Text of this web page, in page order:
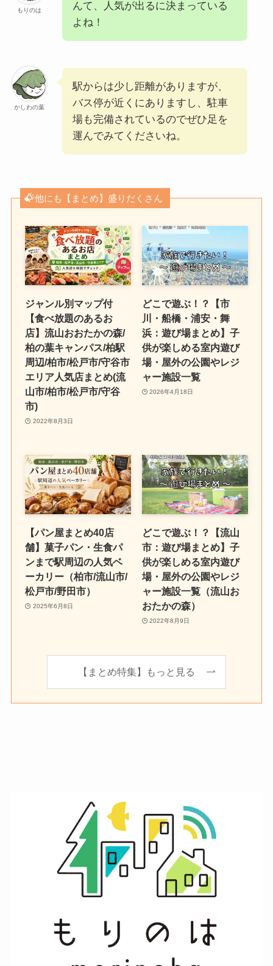
もりのは
んて、人気が出るに決まっている
よね！
かしわの葉
駅からは少し距離がありますが、
バス停が近くにありますし、駐車
場も完備されているのでぜひ足を
運んでみてくださいね。
他にも【まとめ】盛りだくさん
ジャンル別マップ付
【食べ放題のあるお
店】流山おおたかの森/
柏の葉キャンパス/柏駅
周辺/柏市/松戸市/守谷市
エリア人気店まとめ(流
山市/柏市/松戸市/守谷
市)
2022年8月3日
どこで遊ぶ！？【市
川・船橋・浦安・舞
浜：遊び場まとめ】子
供が楽しめる室内遊び
場・屋外の公園やレジ
ャー施設一覧
2026年4月18日
【パン屋まとめ40店
舗】菓子パン・生食パ
ンまで駅周辺の人気ベ
ーカリー（柏市/流山市/
松戸市/野田市）
2025年6月8日
どこで遊ぶ！？【流山
市：遊び場まとめ】子
供が楽しめる室内遊び
場・屋外の公園やレジ
ャー施設一覧（流山お
おたかの森）
2022年8月9日
【まとめ特集】もっと見る